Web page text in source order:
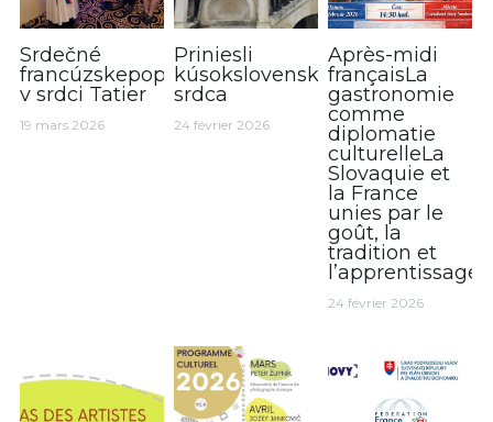
Srdečné
francúzskepopoludnie
v srdci Tatier
19 mars 2026
Priniesli
kúsokslovenského
srdca
24 février 2026
Après-midi
françaisLa
gastronomie
comme
diplomatie
culturelleLa
Slovaquie et
la France
unies par le
goût, la
tradition et
l’apprentissage
24 février 2026